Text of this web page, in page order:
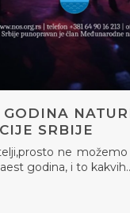
GODINA
SRBIJE
ne
godina, i to